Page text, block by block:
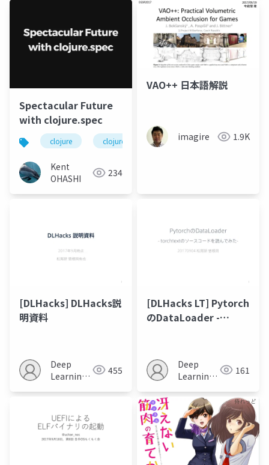
Spectacular Future
with clojure.spec
clojure clojure.spec
Kent
OHASHI
234
VAO++ 日本語解説
imagire 1.9K
[DLHacks] DLHacks説
明資料
Deep
Learning
455
[DLHacks LT] Pytorch
のDataLoader -
Deep
Learning
161